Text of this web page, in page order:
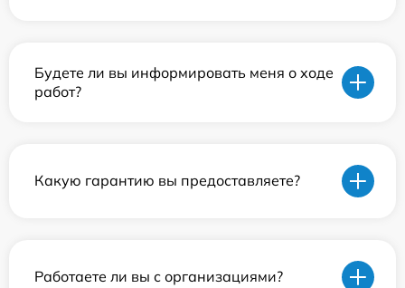
Будете ли вы информировать меня о ходе
работ?
Какую гарантию вы предоставляете?
Работаете ли вы с организациями?